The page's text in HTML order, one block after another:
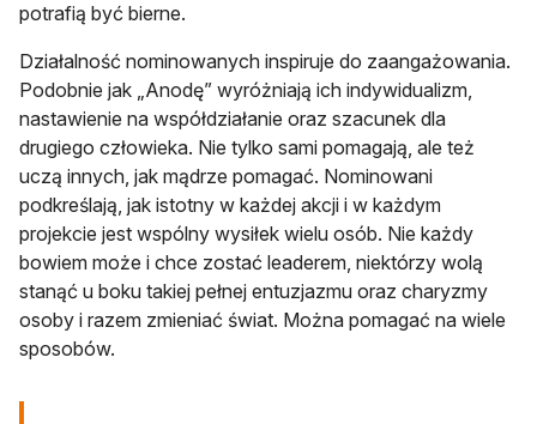
potrafią być bierne.
Działalność nominowanych inspiruje do zaangażowania.
Podobnie jak „Anodę” wyróżniają ich indywidualizm,
nastawienie na współdziałanie oraz szacunek dla
drugiego człowieka. Nie tylko sami pomagają, ale też
uczą innych, jak mądrze pomagać. Nominowani
podkreślają, jak istotny w każdej akcji i w każdym
projekcie jest wspólny wysiłek wielu osób. Nie każdy
bowiem może i chce zostać leaderem, niektórzy wolą
stanąć u boku takiej pełnej entuzjazmu oraz charyzmy
osoby i razem zmieniać świat. Można pomagać na wiele
sposobów.